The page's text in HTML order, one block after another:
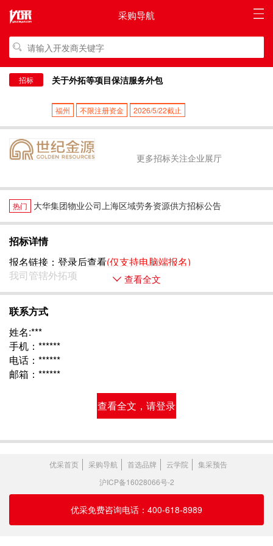
采购导航
招标 关于外拓等项目保洁服务外包
福州 不限注册资金 2026/5/22截止
更多招标关注企业展厅
热门 大华集团物业公司上海区域劳务资源供方招标公告
招标详情
报名链接： 登录后查看(仅支持电脑端报名)
我司管辖外拓项 查看全文
联系方式
姓名:***
手机：******
电话：******
邮箱：******
查看全文，请登录
优采首页 采购导航 首选品牌 云学院
集采预告
沪ICP备16028066号-2
优采免费咨询电话：400-618-8989